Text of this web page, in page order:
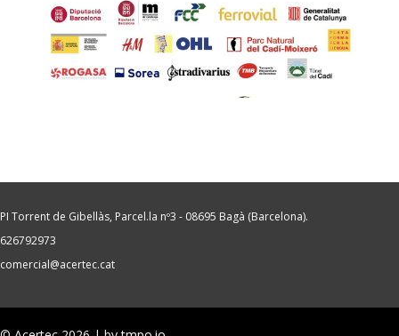
PI Torrent de Gibellàs, Parcel.la nº3 - 08695 Bagà (Barcelona).
626792973
comercial@acertec.cat